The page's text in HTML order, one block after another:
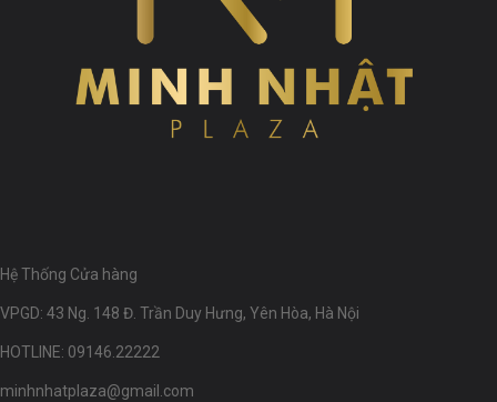
Hệ Thống Cửa hàng
VPGD: 43 Ng. 148 Đ. Trần Duy Hưng, Yên Hòa, Hà Nội
HOTLINE: 09146.22222
minhnhatplaza@gmail.com